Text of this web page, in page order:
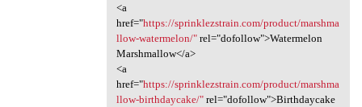
<a
href="https://sprinklezstrain.com/product/marshma
llow-watermelon/"rel="dofollow">Watermelon
Marshmallow</a>
<a
href="https://sprinklezstrain.com/product/marshma
llow-birthdaycake/"rel="dofollow">Birthdaycake